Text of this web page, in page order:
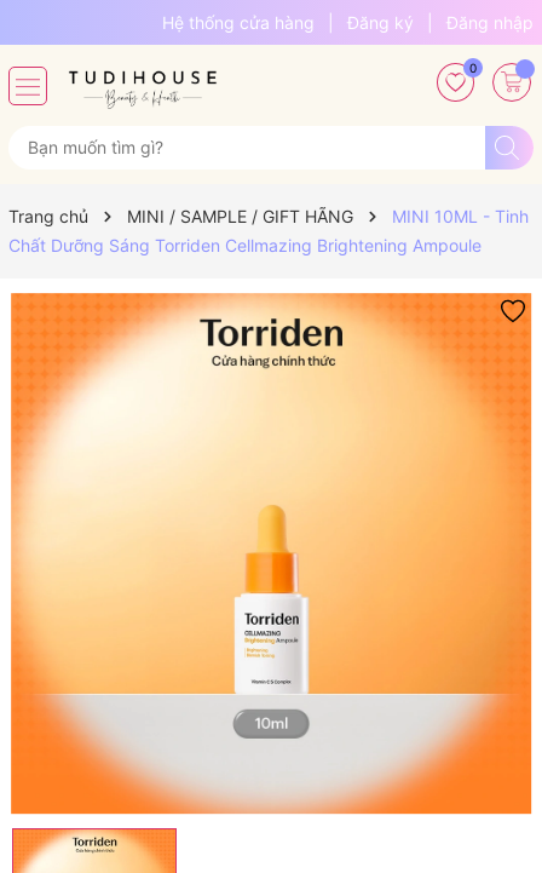
Hệ thống cửa hàng Đăng ký Đăng nhập
0
Trang chủ MINI / SAMPLE / GIFT HÃNG
MINI 10ML - Tinh
Chất Dưỡng Sáng Torriden Cellmazing Brightening Ampoule